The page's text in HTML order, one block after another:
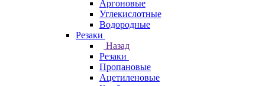
Аргоновые
Углекислотные
Водородные
Резаки
Назад
Резаки
Пропановые
Ацетиленовые